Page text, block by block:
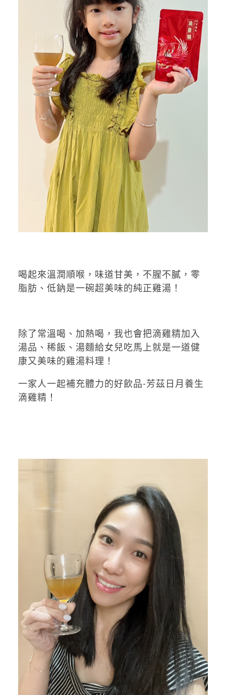
喝起來溫潤順喉，味道甘美，不腥不膩，零
脂肪、低鈉是一碗超美味的純正雞湯！
除了常溫喝、加熱喝，我也會把滴雞精加入
湯品、稀飯、湯麵給女兒吃馬上就是一道健
康又美味的雞湯料理！
一家人一起補充體力的好飲品-芳茲日月養生
滴雞精！